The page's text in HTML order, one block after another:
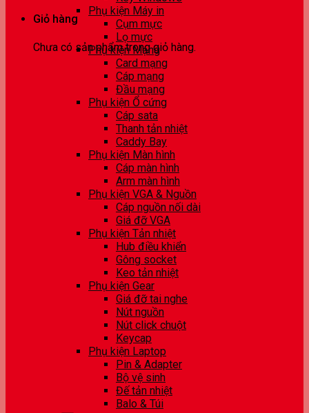
Giỏ hàng
Chưa có sản phẩm trong giỏ hàng.
Phụ kiện Máy in
Cụm mực
Lọ mực
Phụ kiện Mạng
Card mạng
Cáp mạng
Đầu mạng
Phụ kiện Ổ cứng
Cáp sata
Thanh tản nhiệt
Caddy Bay
Phụ kiện Màn hình
Cáp màn hình
Arm màn hình
Phụ kiện VGA & Nguồn
Cáp nguồn nối dài
Giá đỡ VGA
Phụ kiện Tản nhiệt
Hub điều khiển
Gông socket
Keo tản nhiệt
Phụ kiện Gear
Giá đỡ tai nghe
Nút nguồn
Nút click chuột
Keycap
Phụ kiện Laptop
Pin & Adapter
Bộ vệ sinh
Đế tản nhiệt
Balo & Túi